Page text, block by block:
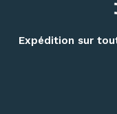
Pour vos randonnées
d’hydratation
Expédition sur